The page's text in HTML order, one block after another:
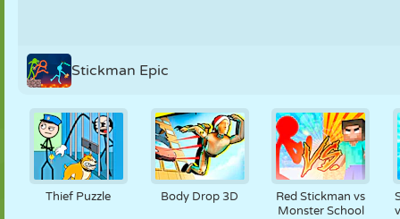
Stickman Epic
Thief Puzzle Body Drop 3D
Red Stickman vs
Monster School